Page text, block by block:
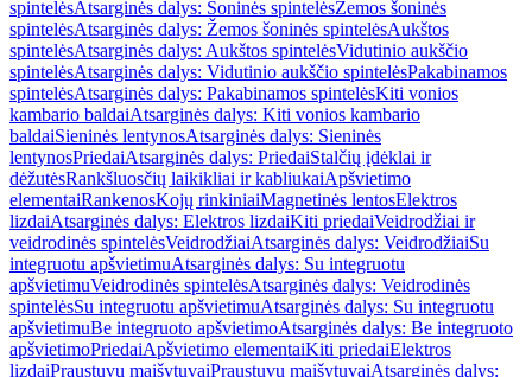
spintelėsAtsarginės dalys: Šoninės spintelėsŽemos šoninės
spintelėsAtsarginės dalys: Žemos šoninės spintelėsAukštos
spintelėsAtsarginės dalys: Aukštos spintelėsVidutinio aukščio
spintelėsAtsarginės dalys: Vidutinio aukščio spintelėsPakabinamos
spintelėsAtsarginės dalys: Pakabinamos spintelėsKiti vonios
kambario baldaiAtsarginės dalys: Kiti vonios kambario
baldaiSieninės lentynosAtsarginės dalys: Sieninės
lentynosPriedaiAtsarginės dalys: PriedaiStalčių įdėklai ir
dėžutėsRankšluosčių laikikliai ir kabliukaiApšvietimo
elementaiRankenosKojų rinkiniaiMagnetinės lentosElektros
lizdaiAtsarginės dalys: Elektros lizdaiKiti priedaiVeidrodžiai ir
veidrodinės spintelėsVeidrodžiaiAtsarginės dalys: VeidrodžiaiSu
integruotu apšvietimuAtsarginės dalys: Su integruotu
apšvietimuVeidrodinės spintelėsAtsarginės dalys: Veidrodinės
spintelėsSu integruotu apšvietimuAtsarginės dalys: Su integruotu
apšvietimuBe integruoto apšvietimoAtsarginės dalys: Be integruoto
apšvietimoPriedaiApšvietimo elementaiKiti priedaiElektros
lizdaiPraustuvų maišytuvaiPraustuvų maišytuvaiAtsarginės dalys: